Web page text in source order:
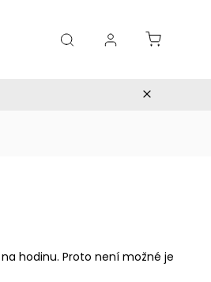
hodinu. Proto není možné je